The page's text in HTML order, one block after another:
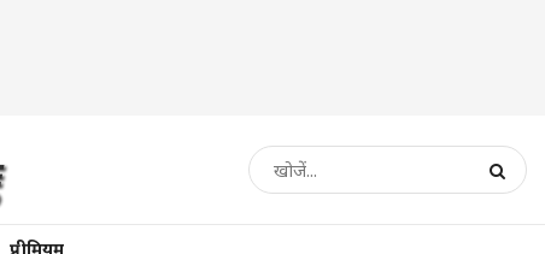
प्रीमियम